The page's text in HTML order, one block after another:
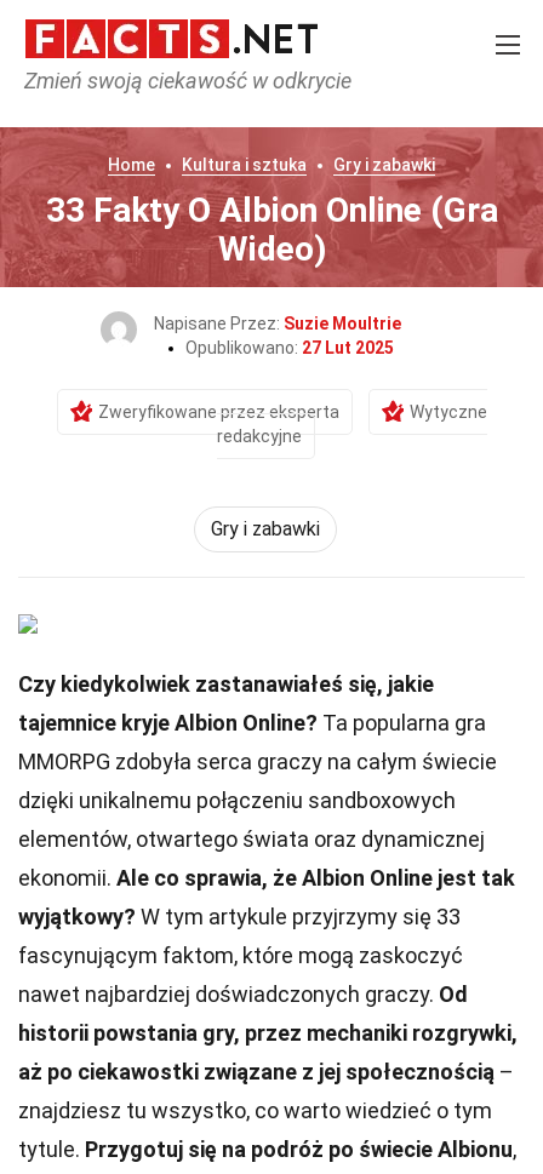
Zmień swoją ciekawość w odkrycie
Home Kultura i sztuka Gry i zabawki
33 Fakty O Albion Online (Gra
Wideo)
Napisane Przez: Suzie Moultrie
Opublikowano: 27 Lut 2025
Zweryfikowane przez eksperta
Wytyczne
redakcyjne
Gry i zabawki
Czy kiedykolwiek zastanawiałeś się, jakie
tajemnice kryje Albion Online? Ta popularna gra
MMORPG zdobyła serca graczy na całym świecie
dzięki unikalnemu połączeniu sandboxowych
elementów, otwartego świata oraz dynamicznej
ekonomii. Ale co sprawia, że Albion Online jest tak
wyjątkowy? W tym artykule przyjrzymy się 33
fascynującym faktom, które mogą zaskoczyć
nawet najbardziej doświadczonych graczy. Od
historii powstania gry, przez mechaniki rozgrywki,
aż po ciekawostki związane z jej społecznością –
znajdziesz tu wszystko, co warto wiedzieć o tym
tytule. Przygotuj się na podróż po świecie Albionu,